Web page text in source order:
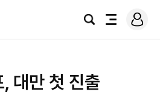
검
전
로
그
대만 첫 진출